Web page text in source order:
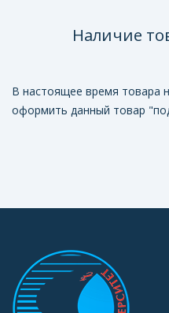
Наличие
В настоящее время товара
оформить данный товар